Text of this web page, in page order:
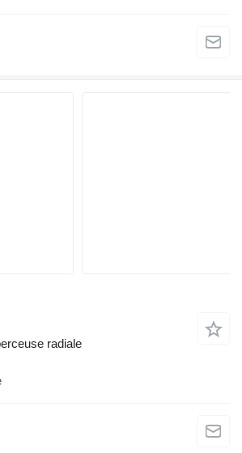
radiale